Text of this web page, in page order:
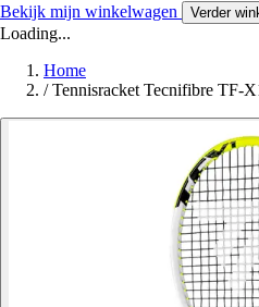
Bekijk mijn winkelwagen Verder
Loading...
Home
/ Tennisracket Tecnifibre TF-